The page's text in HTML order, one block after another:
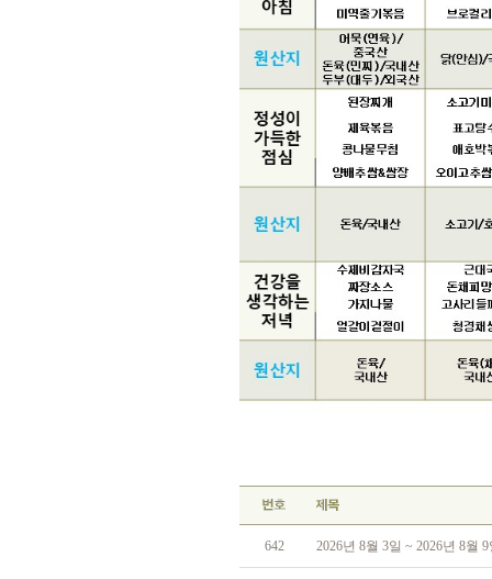
642 2026년 8월 3일 ~ 2026년 8월